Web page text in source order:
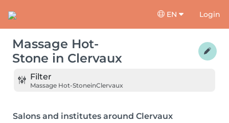
EN Login
Massage Hot-
Stone in Clervaux
Filter
Massage Hot-StoneinClervaux
Salons and institutes around Clervaux